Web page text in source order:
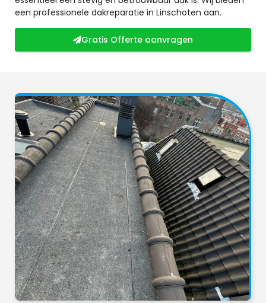
een professionele dakreparatie in Linschoten aan.
Gratis Offerte aanvragen